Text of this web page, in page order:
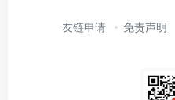
友链申请 免责声明